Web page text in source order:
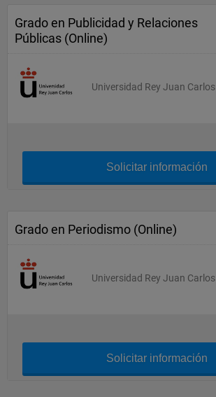
Grado en Publicidad y Relaciones
Públicas (Online)
Universidad Rey Juan Carlos
Solicitar información
Grado en Periodismo (Online)
Universidad Rey Juan Carlos
Solicitar información